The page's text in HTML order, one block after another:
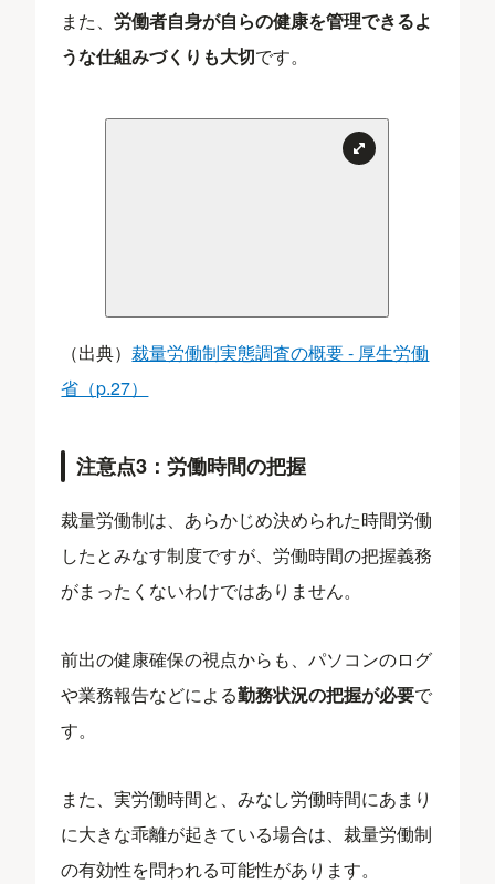
また、労働者自身が自らの健康を管理できるよ
うな仕組みづくりも大切です。
（出典）裁量労働制実態調査の概要 - 厚生労働
省（p.27）
注意点3：労働時間の把握
裁量労働制は、あらかじめ決められた時間労働
したとみなす制度ですが、労働時間の把握義務
がまったくないわけではありません。
前出の健康確保の視点からも、パソコンのログ
や業務報告などによる勤務状況の把握が必要で
す。
また、実労働時間と、みなし労働時間にあまり
に大きな乖離が起きている場合は、裁量労働制
の有効性を問われる可能性があります。